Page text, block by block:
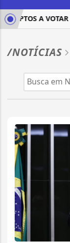
APTOS A VOTAR
/NOTÍCIAS